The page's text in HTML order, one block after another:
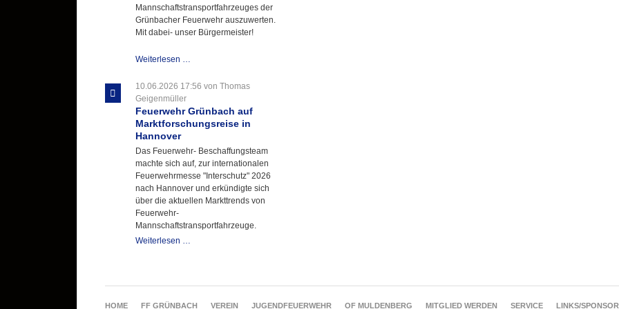
Mannschaftstransportfahrzeuges der
Grünbacher Feuerwehr auszuwerten.
Mit dabei- unser Bürgermeister!
Weiterlesen …
Informationen
Hannover
aus
10.06.2026 17:56 von Thomas
Geigenmüller
Feuerwehr Grünbach auf
Marktforschungsreise in
Hannover
Das Feuerwehr- Beschaffungsteam
machte sich auf, zur internationalen
Feuerwehrmesse "Interschutz" 2026
nach Hannover und erkündigte sich
über die aktuellen Markttrends von
Feuerwehr-
Mannschaftstransportfahrzeuge.
Weiterlesen …
in
Hannover
NAVIGATION
HOME FF GRÜNBACH VEREIN JUGENDFEUERWEHR OF MULDENBERG MITGLIED WERDEN SERVICE LINKS/